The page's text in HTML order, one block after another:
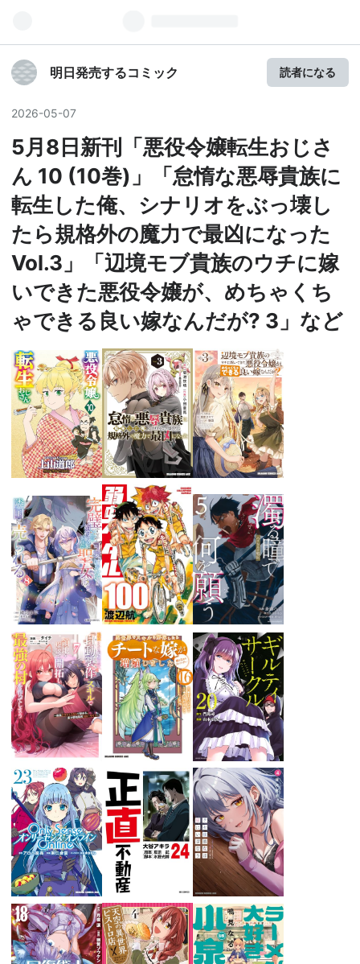
明日発売するコミック 読者になる
2026-05-07
5月8日新刊「悪役令嬢転生おじさ
ん 10 (10巻)」「怠惰な悪辱貴族に
転生した俺、シナリオをぶっ壊し
たら規格外の魔力で最凶になった
Vol.3」「辺境モブ貴族のウチに嫁
いできた悪役令嬢が、めちゃくち
ゃできる良い嫁なんだが? 3」など